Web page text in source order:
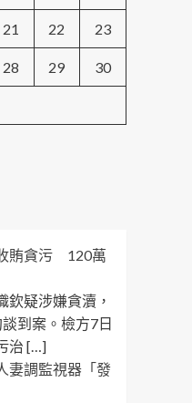
21 22 23
28 29 30
賄貪污 120萬
欽疑涉嫌貪瀆，
到案。檢方7日
治 […]
妻調監視器「發